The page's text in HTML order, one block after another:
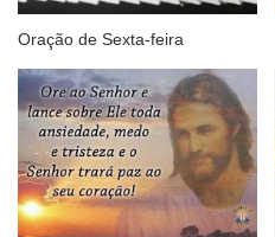
Oração de Sexta-feira